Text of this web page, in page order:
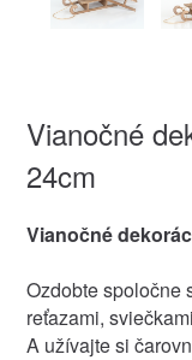
Vianočné
24cm
Vianočné
Ozdobte spoločne
reťazami,
A užívajte si